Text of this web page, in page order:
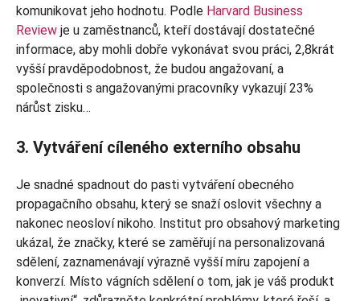
komunikovat jeho hodnotu. Podle Harvard Business
Review je u zaměstnanců, kteří dostávají dostatečné
informace, aby mohli dobře vykonávat svou práci, 2,8krát
vyšší pravděpodobnost, že budou angažovaní, a
společnosti s angažovanými pracovníky vykazují 23%
nárůst zisku…
3. Vytváření cíleného externího obsahu
Je snadné spadnout do pasti vytváření obecného
propagačního obsahu, který se snaží oslovit všechny a
nakonec neosloví nikoho. Institut pro obsahový marketing
ukázal, že značky, které se zaměřují na personalizovaná
sdělení, zaznamenávají výrazně vyšší míru zapojení a
konverzí. Místo vágních sdělení o tom, jak je váš produkt